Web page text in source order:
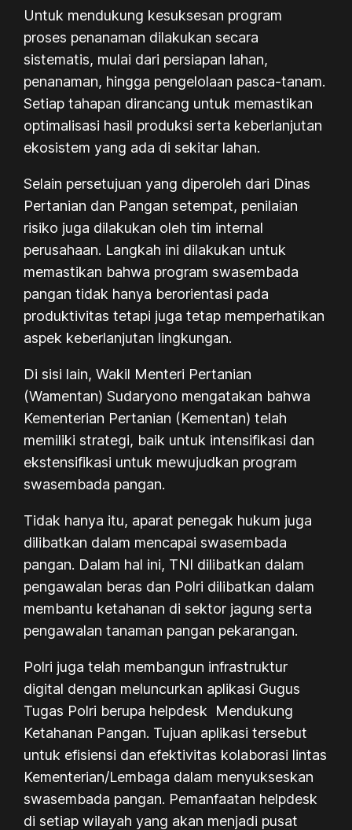
Untuk mendukung kesuksesan program
proses penanaman dilakukan secara
sistematis, mulai dari persiapan lahan,
penanaman, hingga pengelolaan pasca-tanam.
Setiap tahapan dirancang untuk memastikan
optimalisasi hasil produksi serta keberlanjutan
ekosistem yang ada di sekitar lahan.
Selain persetujuan yang diperoleh dari Dinas
Pertanian dan Pangan setempat, penilaian
risiko juga dilakukan oleh tim internal
perusahaan. Langkah ini dilakukan untuk
memastikan bahwa program swasembada
pangan tidak hanya berorientasi pada
produktivitas tetapi juga tetap memperhatikan
aspek keberlanjutan lingkungan.
Di sisi lain, Wakil Menteri Pertanian
(Wamentan) Sudaryono mengatakan bahwa
Kementerian Pertanian (Kementan) telah
memiliki strategi, baik untuk intensifikasi dan
ekstensifikasi untuk mewujudkan program
swasembada pangan.
Tidak hanya itu, aparat penegak hukum juga
dilibatkan dalam mencapai swasembada
pangan. Dalam hal ini, TNI dilibatkan dalam
pengawalan beras dan Polri dilibatkan dalam
membantu ketahanan di sektor jagung serta
pengawalan tanaman pangan pekarangan.
Polri juga telah membangun infrastruktur
digital dengan meluncurkan aplikasi Gugus
Tugas Polri berupa helpdesk Mendukung
Ketahanan Pangan. Tujuan aplikasi tersebut
untuk efisiensi dan efektivitas kolaborasi lintas
Kementerian/Lembaga dalam menyukseskan
swasembada pangan. Pemanfaatan helpdesk
di setiap wilayah yang akan menjadi pusat